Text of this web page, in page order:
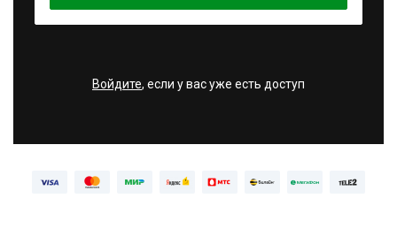
Войдите, если у вас уже есть доступ